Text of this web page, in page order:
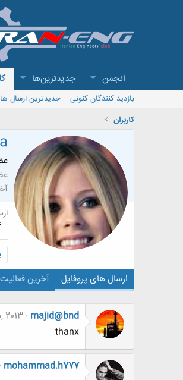
انجمن جدیدترین‌ها
بازدید کنندگان کنونی جدیدترین ارسال
کاربران
ارسال های پروفایل آخرین فعالیت
majid@bnd
2013
thanx
mohammad.h777